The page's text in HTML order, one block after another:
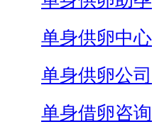
单身供卵中心
单身供卵公司
单身借卵咨询